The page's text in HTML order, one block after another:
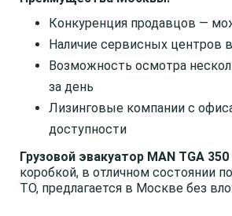
Конкуренция продавцов —
Наличие сервисных центров
Возможность осмотра
за день
Лизинговые компании с
доступности
Грузовой эвакуатор MAN TGA 350
коробкой, в отличном состоянии
ТО, предлагается в Москве без